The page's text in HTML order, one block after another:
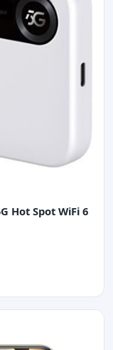
Hot Spot WiFi 6